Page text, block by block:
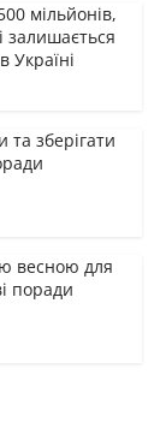
мільйонів,
залишається
Україні
зберігати
весною для
поради